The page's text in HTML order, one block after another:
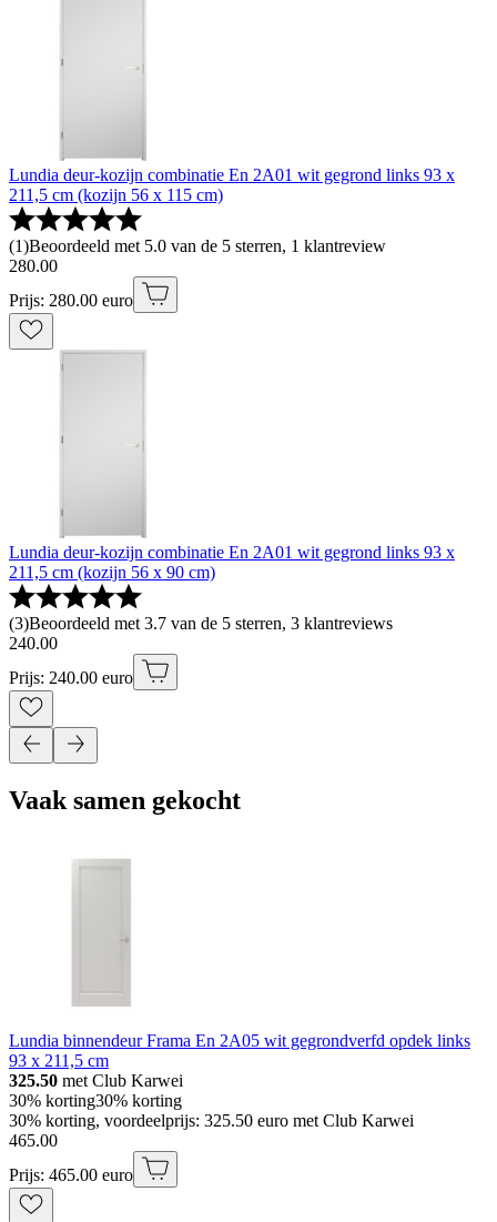
Lundia deur-kozijn combinatie En 2A01 wit gegrond links 93 x
211,5 cm (kozijn 56 x 115 cm)
(1)Beoordeeld met 5.0 van de 5 sterren, 1 klantreview
280.00
Prijs: 280.00 euro
Lundia deur-kozijn combinatie En 2A01 wit gegrond links 93 x
211,5 cm (kozijn 56 x 90 cm)
(3)Beoordeeld met 3.7 van de 5 sterren, 3 klantreviews
240.00
Prijs: 240.00 euro
Vaak samen gekocht
Lundia binnendeur Frama En 2A05 wit gegrondverfd opdek links
93 x 211,5 cm
325.50 met Club Karwei
30% korting30% korting
30% korting, voordeelprijs: 325.50 euro met Club Karwei
465.00
Prijs: 465.00 euro